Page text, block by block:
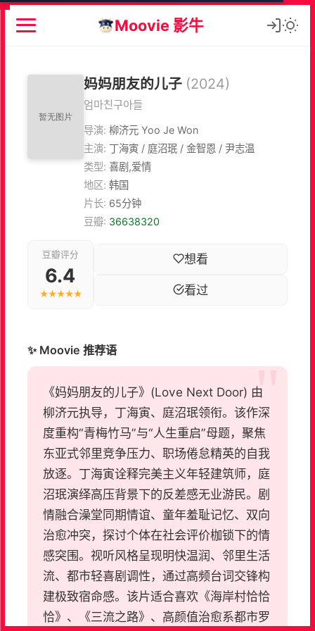
Moovie 影牛
妈妈朋友的儿子 (2024)
엄마친구아들
导演: 柳济元 Yoo Je Won
主演: 丁海寅 / 庭沼珉 / 金智恩 / 尹志温
类型: 喜剧,爱情
地区: 韩国
片长: 65分钟
豆瓣: 36638320
豆瓣评分
6.4
★★★★★
想看
看过
✨ Moovie 推荐语
《妈妈朋友的儿子》(Love Next Door) 由
柳济元执导，丁海寅、庭沼珉领衔。该作深
度重构“青梅竹马”与“人生重启”母题，聚焦
东亚式邻里竞争压力、职场倦怠精英的自我
放逐。丁海寅诠释完美主义年轻建筑师，庭
沼珉演绎高压背景下的反差感无业游民。剧
情融合澡堂同期情谊、童年羞耻记忆、双向
治愈冲突，探讨个体在社会评价枷锁下的情
感突围。视听风格呈现明快温润、邻里生活
流、都市轻喜剧调性，通过高频台词交锋构
建极致宿命感。该片适合喜欢《海岸村恰恰
恰》、《三流之路》、高颜值治愈系都市罗